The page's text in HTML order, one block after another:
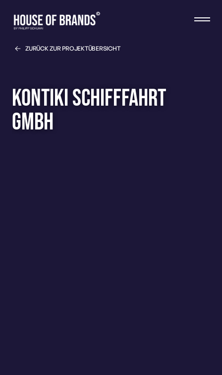
ZURÜCK ZUR PROJEKTÜBERSICHT
Kontiki Schifffahrt
GmbH